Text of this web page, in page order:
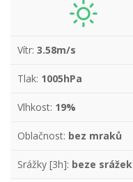
Vítr: 3.58m/s
Tlak: 1005hPa
Vlhkost: 19%
Oblačnost: bez mraků
Srážky [3h]: beze srážek